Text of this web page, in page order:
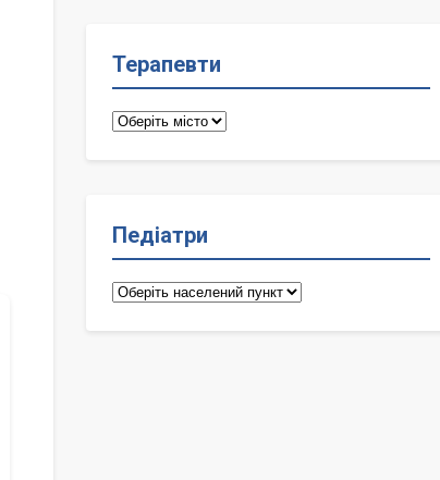
Терапевти
Терапевти
Педіатри
Педіатри